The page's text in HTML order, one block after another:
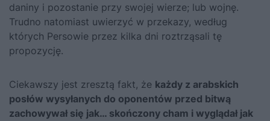
daniny i pozostanie przy swojej wierze; lub wojnę.
Trudno natomiast uwierzyć w przekazy, według
których Persowie przez kilka dni roztrząsali tę
propozycję.
Ciekawszy jest zresztą fakt, że każdy z arabskich
posłów wysyłanych do oponentów przed bitwą
zachowywał się jak… skończony cham i wyglądał jak